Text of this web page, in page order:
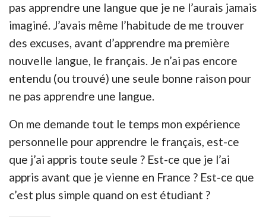
pas apprendre une langue que je ne l’aurais jamais
imaginé. J’avais même l’habitude de me trouver
des excuses, avant d’apprendre ma première
nouvelle langue, le français. Je n’ai pas encore
entendu (ou trouvé) une seule bonne raison pour
ne pas apprendre une langue.
On me demande tout le temps mon expérience
personnelle pour apprendre le français, est-ce
que j’ai appris toute seule ? Est-ce que je l’ai
appris avant que je vienne en France ? Est-ce que
c’est plus simple quand on est étudiant ?